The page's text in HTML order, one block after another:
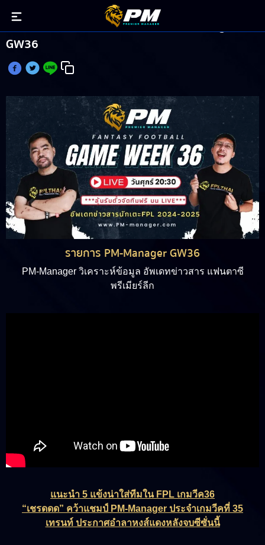
วิเคราะห์บอล แฟนตาซี พรีเมียร์ลีก PM-Manager
GW36
รายการ PM-Manager GW36
PM-Manager วิเคราะห์ข้อมูล อัพเดทข่าวสาร แฟนตาซี
พรีเมียร์ลีก
แนะนำ 5 แข้งน่าใส่ทีมใน FPL เกมวีค36
“เชรดดด” คว้าแชมป์ PM-Manager ประจำเกมวีคที่ 35
เทรนท์ ประกาศอำลาหงส์แดงหลังจบซีซั่นนี้